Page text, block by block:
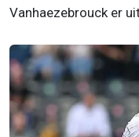
Vanhaezebrouck er